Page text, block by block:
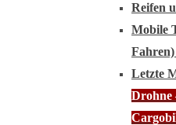
Reifen
Mobile
Letzte
Drohne